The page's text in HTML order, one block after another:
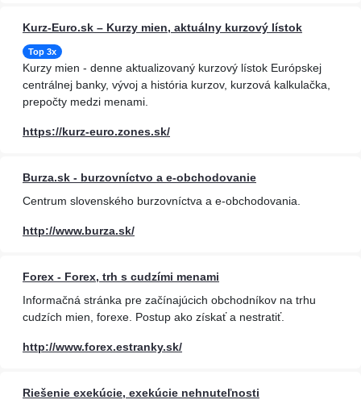
Kurz-Euro.sk – Kurzy mien, aktuálny kurzový lístok
Top 3x
Kurzy mien - denne aktualizovaný kurzový lístok Európskej
centrálnej banky, vývoj a história kurzov, kurzová kalkulačka,
prepočty medzi menami.
https://kurz-euro.zones.sk/
Burza.sk - burzovníctvo a e-obchodovanie
Centrum slovenského burzovníctva a e-obchodovania.
http://www.burza.sk/
Forex - Forex, trh s cudzími menami
Informačná stránka pre začínajúcich obchodníkov na trhu
cudzích mien, forexe. Postup ako získať a nestratiť.
http://www.forex.estranky.sk/
Riešenie exekúcie, exekúcie nehnuteľnosti